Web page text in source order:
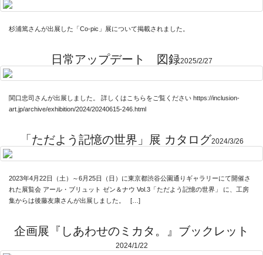
杉浦篤さんが出展した「Co-pic」展について掲載されました。
日常アップデート 図録2025/2/27
関口忠司さんが出展しました。 詳しくはこちらをご覧ください https://inclusion-
art.jp/archive/exhibition/2024/20240615-246.html
「ただよう記憶の世界」展 カタログ2024/3/26
2023年4月22日（土）～6月25日（日）に東京都渋谷公園通りギャラリーにて開催さ
れた展覧会 アール・ブリュット ゼン＆ナウ Vol.3「ただよう記憶の世界」 に、工房
集からは後藤友康さんが出展しました。 […]
企画展『しあわせのミカタ。』ブックレット
2024/1/22